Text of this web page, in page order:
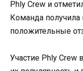
Phly Crew и
Команда
положительные
Участие Phly Crew